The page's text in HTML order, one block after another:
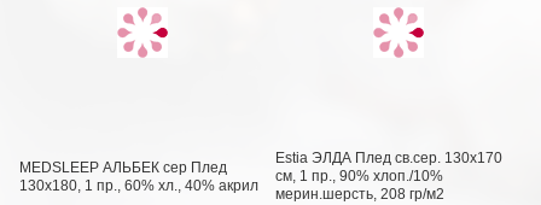
MEDSLEEP АЛЬБЕК сер Плед
130x180, 1 пр., 60% хл., 40% акрил
Estia ЭЛДА Плед св.сер. 130х170
см, 1 пр., 90% хлоп./10%
мерин.шерсть, 208 гр/м2